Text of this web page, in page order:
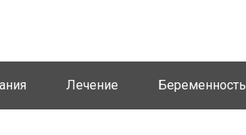
Лечение Беременность